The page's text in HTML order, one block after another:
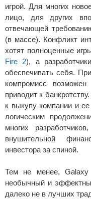
игрой. Для многих
лицо, для других
отвечающей
(в массе). Конфликт
хотят полноценные
Fire 2), а
обеспечивать себя.
компромисс
приводит к
к выкупу компании и
логическим
многих
внушительной
инвестора за спиной.
Тем не менее,
необычный и
далеко не в лучших